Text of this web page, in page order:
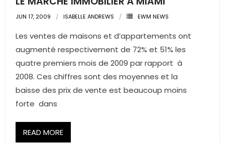
JUN 17, 2009 ISABELLE ANDREWS EWM NEWS
Les ventes de maisons et d’appartements ont
augmenté respectivement de 72% et 51% les
quatre premiers mois de 2009 par rapport à
2008. Ces chiffres sont des moyennes et la
baisse des prix de vente est beaucoup moins
forte dans
READ MORE